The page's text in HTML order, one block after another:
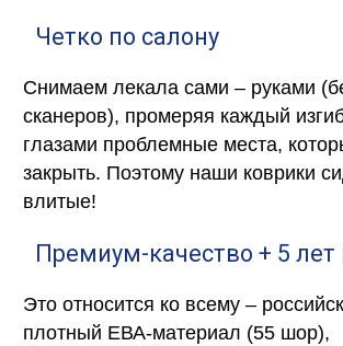
Четко по салону
Снимаем лекала сами – руками
сканеров), промеряя каждый
глазами проблемные места,
закрыть. Поэтому наши коврики
влитые!
Премиум-качество + 5 лет
Это относится ко всему –
плотный ЕВА-материал (55 шор),